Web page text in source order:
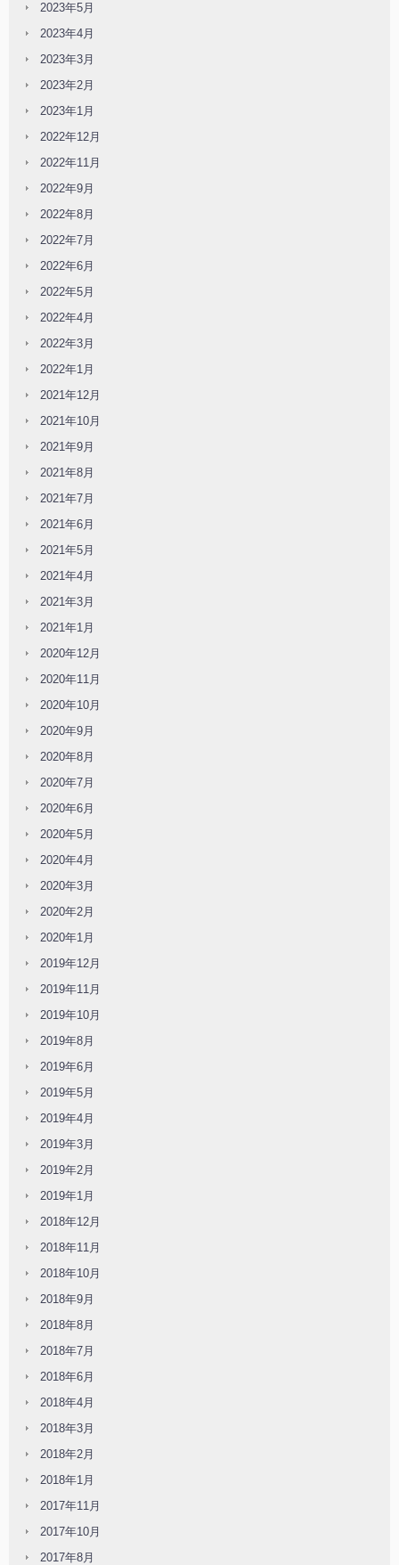
2023年5月
2023年4月
2023年3月
2023年2月
2023年1月
2022年12月
2022年11月
2022年9月
2022年8月
2022年7月
2022年6月
2022年5月
2022年4月
2022年3月
2022年1月
2021年12月
2021年10月
2021年9月
2021年8月
2021年7月
2021年6月
2021年5月
2021年4月
2021年3月
2021年1月
2020年12月
2020年11月
2020年10月
2020年9月
2020年8月
2020年7月
2020年6月
2020年5月
2020年4月
2020年3月
2020年2月
2020年1月
2019年12月
2019年11月
2019年10月
2019年8月
2019年6月
2019年5月
2019年4月
2019年3月
2019年2月
2019年1月
2018年12月
2018年11月
2018年10月
2018年9月
2018年8月
2018年7月
2018年6月
2018年4月
2018年3月
2018年2月
2018年1月
2017年11月
2017年10月
2017年8月